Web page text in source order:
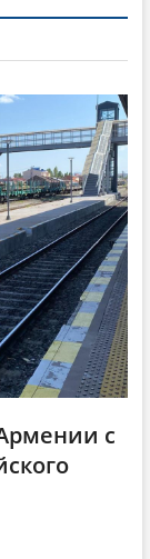
а
я
:
с